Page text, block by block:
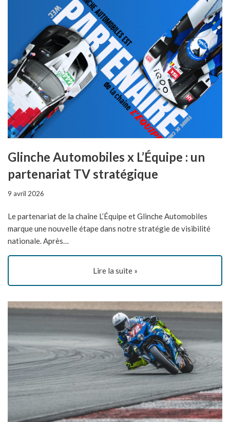
Glinche Automobiles x L’Équipe : un
partenariat TV stratégique
9 avril 2026
Le partenariat de la chaîne L’Équipe et Glinche Automobiles
marque une nouvelle étape dans notre stratégie de visibilité
nationale. Après…
Lire la suite »